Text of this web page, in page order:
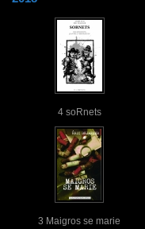
4 soRnets
3 Maigros se marie